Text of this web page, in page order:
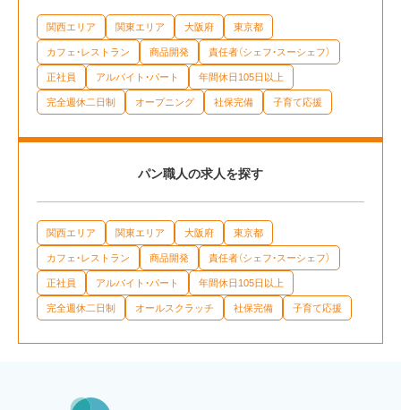
関西エリア 関東エリア 大阪府 東京都
カフェ・レストラン 商品開発 責任者（シェフ・スーシェフ）
正社員 アルバイト・パート 年間休日105日以上
完全週休二日制 オープニング 社保完備 子育て応援
パン職人の求人を探す
関西エリア 関東エリア 大阪府 東京都
カフェ・レストラン 商品開発 責任者（シェフ・スーシェフ）
正社員 アルバイト・パート 年間休日105日以上
完全週休二日制 オールスクラッチ 社保完備 子育て応援